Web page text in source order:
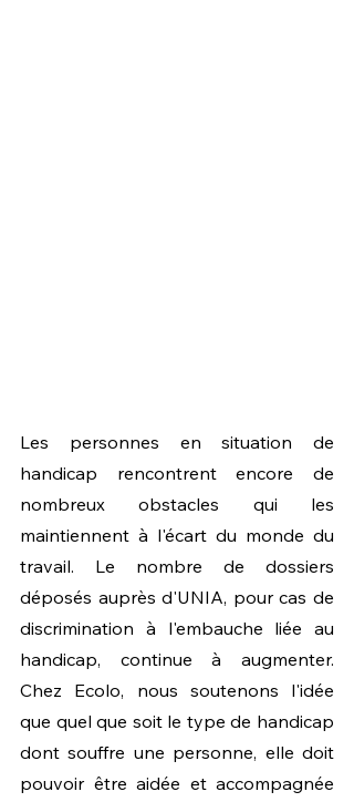
Les personnes en situation de
handicap rencontrent encore de
nombreux obstacles qui les
maintiennent à l'écart du monde du
travail. Le nombre de dossiers
déposés auprès d'UNIA, pour cas de
discrimination à l'embauche liée au
handicap, continue à augmenter.
Chez Ecolo, nous soutenons l'idée
que quel que soit le type de handicap
dont souffre une personne, elle doit
pouvoir être aidée et accompagnée